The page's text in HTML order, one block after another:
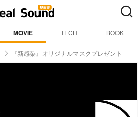
MOVIE TECH BOOK
『新感染』オリジナルマスクプレゼント